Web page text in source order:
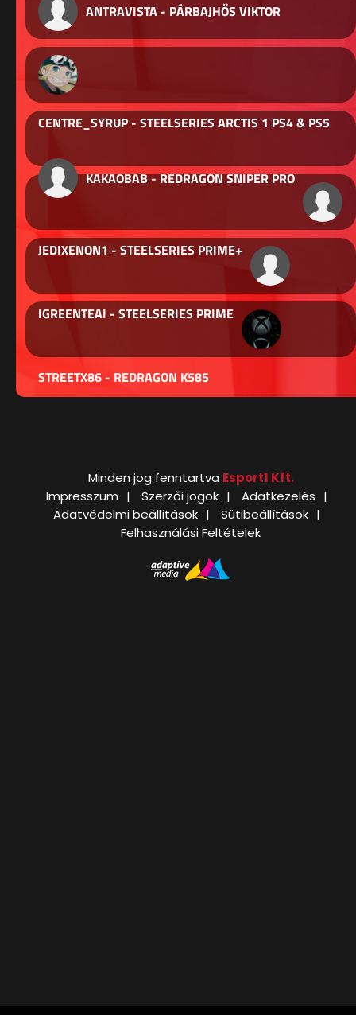
ANTRAVISTA - PÁRBAJHŐS VIKTOR
CENTRE_SYRUP - STEELSERIES ARCTIS 1 PS4 & PS5
KAKAOBAB - REDRAGON SNIPER PRO
JEDIXENON1 - STEELSERIES PRIME+
IGREENTEAI - STEELSERIES PRIME
STREETX86 - REDRAGON K585
Minden jog fenntartva Esport1 Kft.
Impresszum
Szerzői jogok
Adatkezelés
Adatvédelmi beállítások
Sütibeállítások
Felhasználási Feltételek